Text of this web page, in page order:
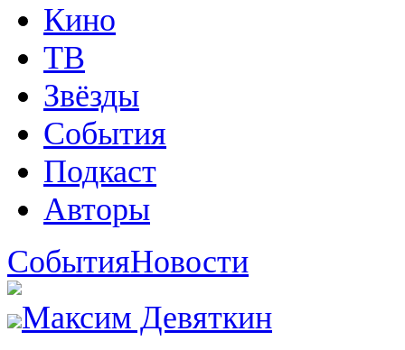
Кино
ТВ
Звёзды
События
Подкаст
Авторы
СобытияНовости
Максим Девяткин